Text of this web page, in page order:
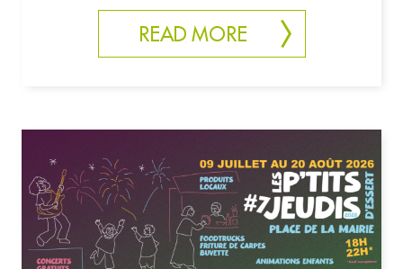
READ MORE